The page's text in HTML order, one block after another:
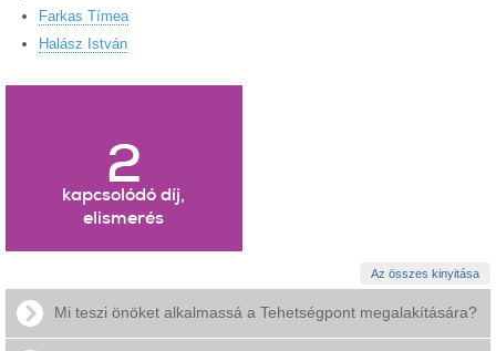
Farkas Tímea
Halász István
2
kapcsolódó díj,
elismerés
Az összes kinyitása
Mi teszi önöket alkalmassá a Tehetségpont megalakítására?